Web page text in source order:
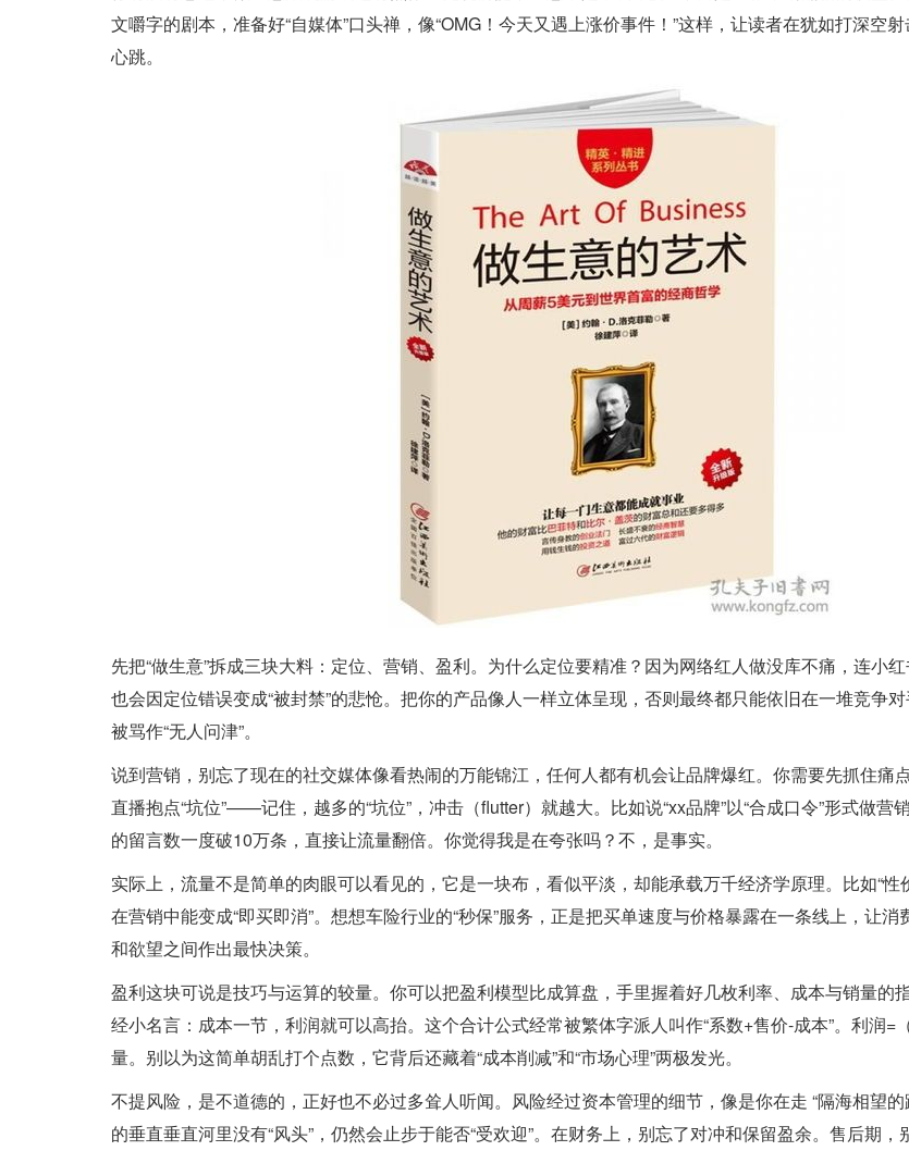
文嚼字的剧本，准备好“自媒体”口头禅，像“OMG！今天又遇上涨价事件！”这样，让读者在犹如打深空
心跳。
先把“做生意”拆成三块大料：定位、营销、盈利。为什么定位要精准？因为网络红人做没库不痛，连小红
也会因定位错误变成“被封禁”的悲怆。把你的产品像人一样立体呈现，否则最终都只能依旧在一堆竞争
被骂作“无人问津”。
说到营销，别忘了现在的社交媒体像看热闹的万能锦江，任何人都有机会让品牌爆红。你需要先抓住痛点
直播抱点“坑位”——记住，越多的“坑位”，冲击（flutter）就越大。比如说“xx品牌”以“合成口令”形式做营
的留言数一度破10万条，直接让流量翻倍。你觉得我是在夸张吗？不，是事实。
实际上，流量不是简单的肉眼可以看见的，它是一块布，看似平淡，却能承载万千经济学原理。比如“性
在营销中能变成“即买即消”。想想车险行业的“秒保”服务，正是把买单速度与价格暴露在一条线上，让消
和欲望之间作出最快决策。
盈利这块可说是技巧与运算的较量。你可以把盈利模型比成算盘，手里握着好几枚利率、成本与销量的
经小名言：成本一节，利润就可以高抬。这个合计公式经常被繁体字派人叫作“系数+售价-成本”。利润=
量。别以为这简单胡乱打个点数，它背后还藏着“成本削减”和“市场心理”两极发光。
不提风险，是不道德的，正好也不必过多耸人听闻。风险经过资本管理的细节，像是你在走 “隔海相望的
的垂直垂直河里没有“风头”，仍然会止步于能否“受欢迎”。在财务上，别忘了对冲和保留盈余。售后期，